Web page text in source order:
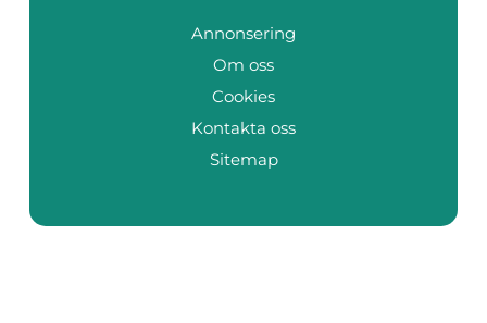
Annonsering
Om oss
Cookies
Kontakta oss
Sitemap